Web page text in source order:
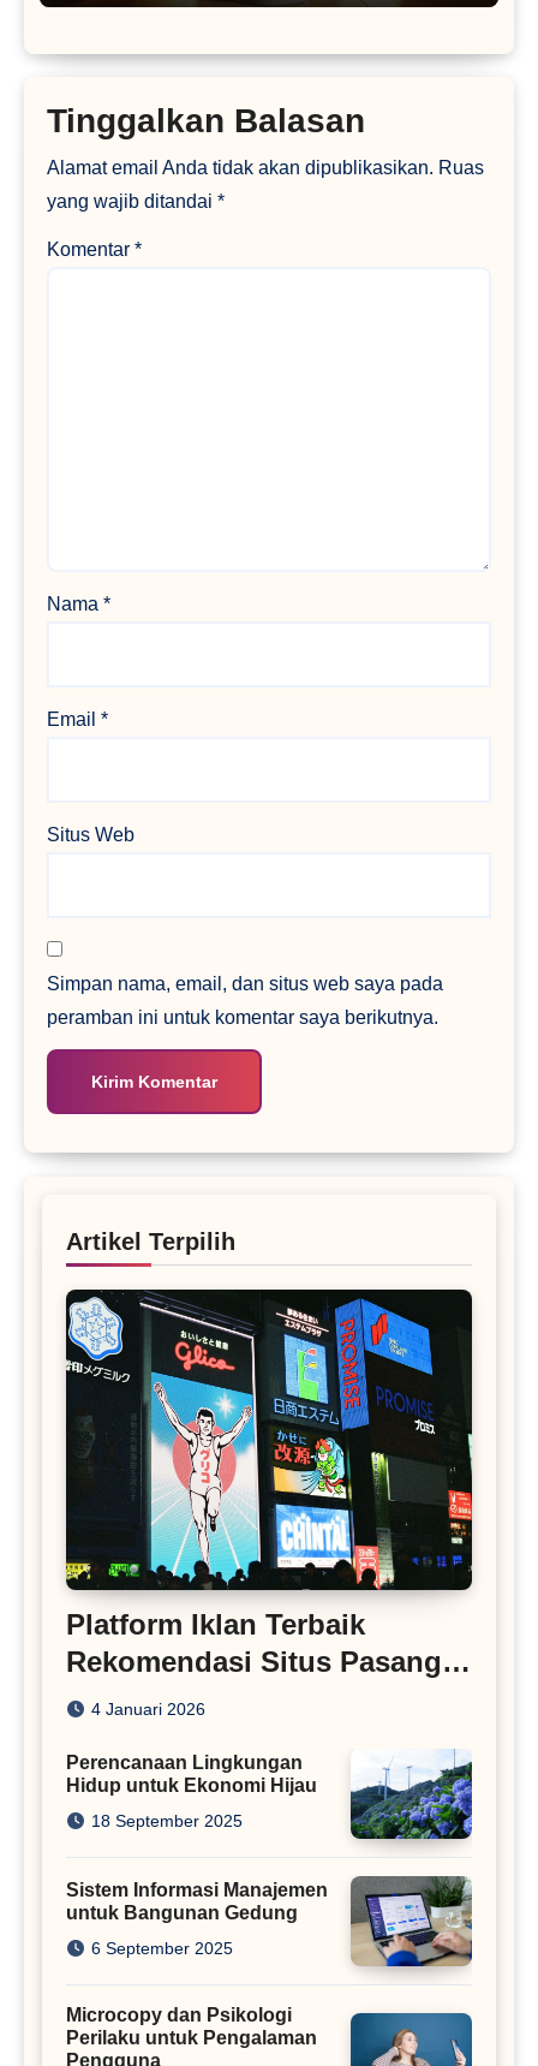
Tinggalkan Balasan
Alamat email Anda tidak akan dipublikasikan. Ruas
yang wajib ditandai*
Komentar*
Nama*
Email*
Situs Web
Simpan nama, email, dan situs web saya pada
peramban ini untuk komentar saya berikutnya.
Artikel Terpilih
Platform Iklan Terbaik
Rekomendasi Situs Pasang
Iklan
4 Januari 2026
Perencanaan Lingkungan
Hidup untuk Ekonomi Hijau
18 September 2025
Sistem Informasi Manajemen
untuk Bangunan Gedung
6 September 2025
Microcopy dan Psikologi
Perilaku untuk Pengalaman
Pengguna